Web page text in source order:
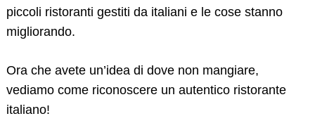
piccoli ristoranti gestiti da italiani e le cose stanno
migliorando.
Ora che avete un’idea di dove non mangiare,
vediamo come riconoscere un autentico ristorante
italiano!